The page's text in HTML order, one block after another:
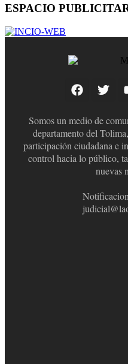
ESPACIO
Somos un medio de
departamento del
participación ciudadana e
control hacia lo público,
nuevas